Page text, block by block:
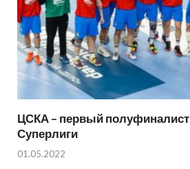
ЦСКА – первый полуфиналист
Суперлиги
01.05.2022